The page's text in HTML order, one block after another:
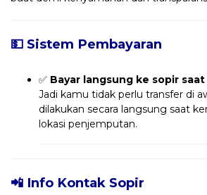
💵 Sistem Pembayaran
✅ Bayar langsung ke sopir
Jadi kamu tidak perlu transfer di
dilakukan secara langsung saat
lokasi penjemputan.
📲 Info Kontak Sopir